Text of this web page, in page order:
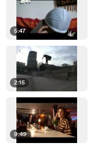
5:47
2:15
9:49